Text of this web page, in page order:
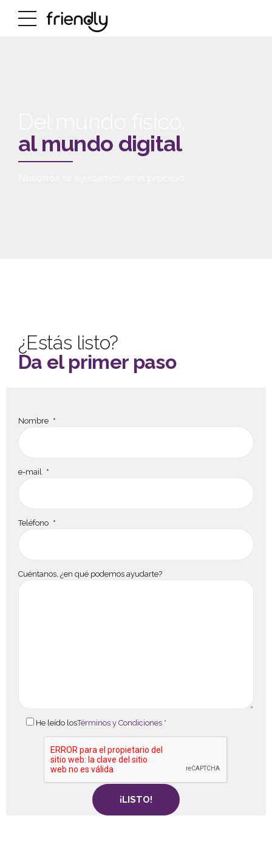
al mundo digital
¿Estás listo?
Da el primer paso
Nombre
e-mail
Teléfono
Cuéntanos, ¿en qué podemos ayudarte?
He leído losTérminos y Condiciones *